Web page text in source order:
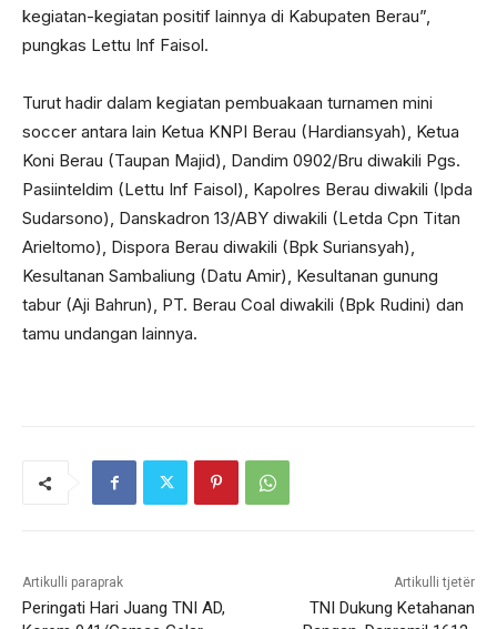
kegiatan-kegiatan positif lainnya di Kabupaten Berau”,
pungkas Lettu Inf Faisol.
Turut hadir dalam kegiatan pembuakaan turnamen mini
soccer antara lain Ketua KNPI Berau (Hardiansyah), Ketua
Koni Berau (Taupan Majid), Dandim 0902/Bru diwakili Pgs.
Pasiinteldim (Lettu Inf Faisol), Kapolres Berau diwakili (Ipda
Sudarsono), Danskadron 13/ABY diwakili (Letda Cpn Titan
Arieltomo), Dispora Berau diwakili (Bpk Suriansyah),
Kesultanan Sambaliung (Datu Amir), Kesultanan gunung
tabur (Aji Bahrun), PT. Berau Coal diwakili (Bpk Rudini) dan
tamu undangan lainnya.
Artikulli paraprak
Peringati Hari Juang TNI AD,
Artikulli tjetër
TNI Dukung Ketahanan